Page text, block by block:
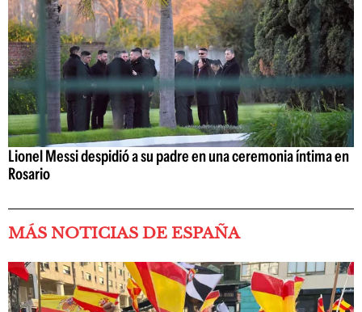
Lionel Messi despidió a su padre en una ceremonia íntima en
Rosario
MÁS NOTICIAS DE ESPAÑA